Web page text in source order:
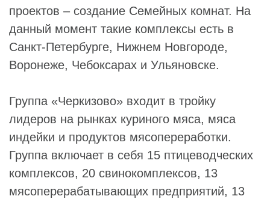
проектов – создание Семейных комнат. На
данный момент такие комплексы есть в
Санкт-Петербурге, Нижнем Новгороде,
Воронеже, Чебоксарах и Ульяновске.
Группа «Черкизово» входит в тройку
лидеров на рынках куриного мяса, мяса
индейки и продуктов мясопереработки.
Группа включает в себя 15 птицеводческих
комплексов, 20 свинокомплексов, 13
мясоперерабатывающих предприятий, 13